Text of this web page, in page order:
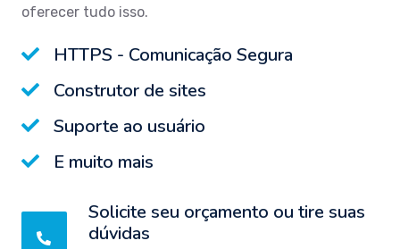
oferecer tudo isso.
HTTPS - Comunicação Segura
Construtor de sites
Suporte ao usuário
E muito mais
Solicite seu orçamento ou tire suas
dúvidas